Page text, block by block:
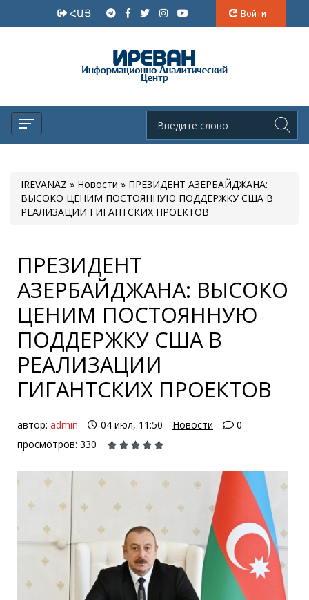
ՀԱՅ Войти
IREVANAZ » Новости » ПРЕЗИДЕНТ АЗЕРБАЙДЖАНА:
ВЫСОКО ЦЕНИМ ПОСТОЯННУЮ ПОДДЕРЖКУ США В
РЕАЛИЗАЦИИ ГИГАНТСКИХ ПРОЕКТОВ
ПРЕЗИДЕНТ
АЗЕРБАЙДЖАНА: ВЫСОКО
ЦЕНИМ ПОСТОЯННУЮ
ПОДДЕРЖКУ США В
РЕАЛИЗАЦИИ
ГИГАНТСКИХ ПРОЕКТОВ
автор: admin 04 июл, 11:50 Новости
0
просмотров: 330